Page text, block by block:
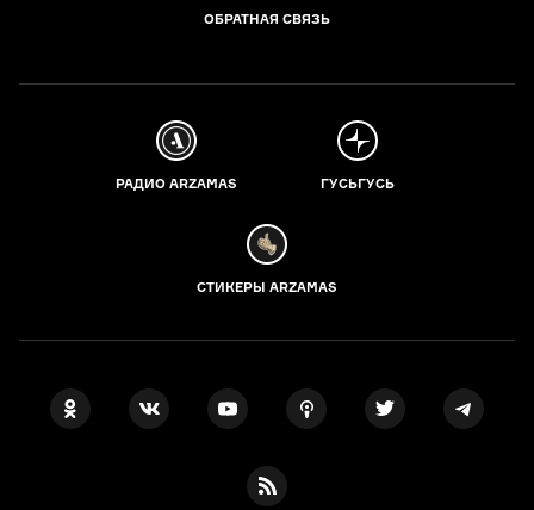
ОБРАТНАЯ СВЯЗЬ
РАДИО ARZAMAS ГУСЬГУСЬ
СТИКЕРЫ ARZAMAS